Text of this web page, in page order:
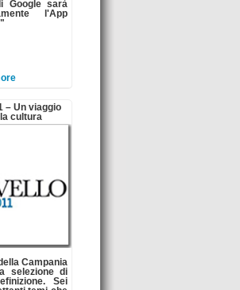
Google sarà
l'App
– Un viaggio
cultura
Campania
selezione di
Sei